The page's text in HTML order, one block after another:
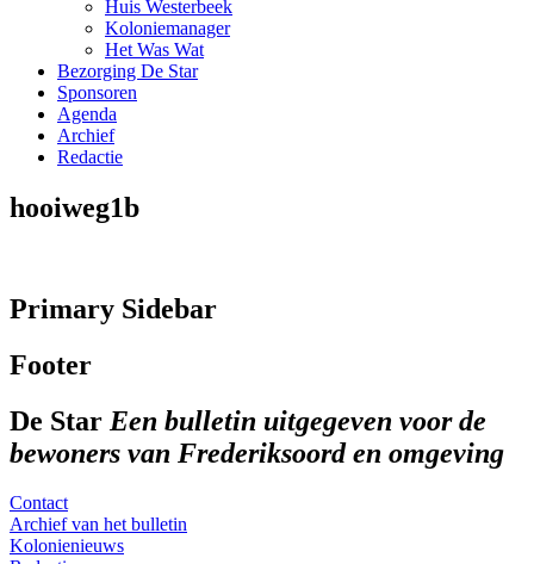
Huis Westerbeek
Koloniemanager
Het Was Wat
Bezorging De Star
Sponsoren
Agenda
Archief
Redactie
hooiweg1b
Primary Sidebar
Footer
De Star Een bulletin uitgegeven voor de
bewoners van Frederiksoord en omgeving
Contact
Archief van het bulletin
Kolonienieuws